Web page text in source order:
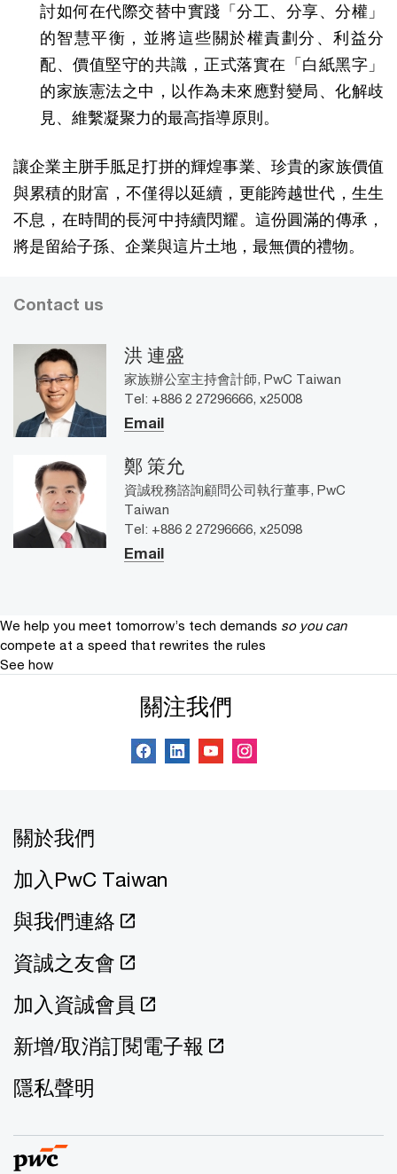
討如何在代際交替中實踐「分工、分享、分權」
的智慧平衡，並將這些關於權責劃分、利益分
配、價值堅守的共識，正式落實在「白紙黑字」
的家族憲法之中，以作為未來應對變局、化解歧
見、維繫凝聚力的最高指導原則。
讓企業主胼手胝足打拼的輝煌事業、珍貴的家族價值
與累積的財富，不僅得以延續，更能跨越世代，生生
不息，在時間的長河中持續閃耀。這份圓滿的傳承，
將是留給子孫、企業與這片土地，最無價的禮物。
Contact us
洪 連盛
家族辦公室主持會計師, PwC Taiwan
Tel: +886 2 27296666, x25008
Email
鄭 策允
資誠稅務諮詢顧問公司執行董事, PwC
Taiwan
Tel: +886 2 27296666, x25098
Email
We help you meet tomorrow’s tech demands so you can
compete at a speed that rewrites the rules
See how
關注我們
關於我們
加入PwC Taiwan
與我們連絡
資誠之友會
加入資誠會員
新增/取消訂閱電子報
隱私聲明